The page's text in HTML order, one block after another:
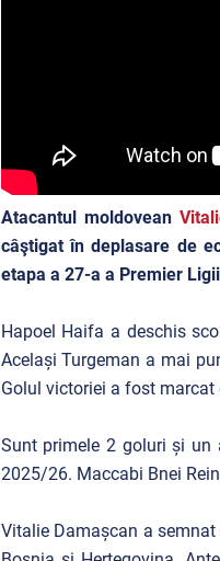
Atacantul moldovean
câştigat în deplasare de
etapa a 27-a a Premier
Hapoel Haifa a deschis
Același Turgeman a mai
Golul victoriei a fost
Sunt primele 2 goluri și un
2025/26. Maccabi Bnei
Vitalie Damașcan a